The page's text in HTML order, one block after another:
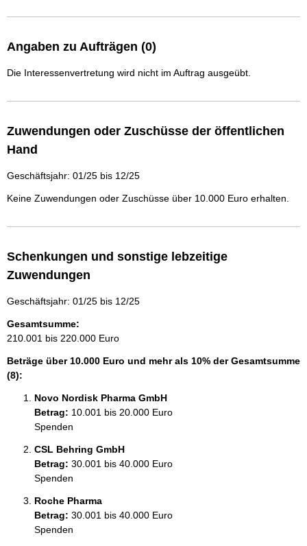
Angaben zu Aufträgen (0)
Die Interessenvertretung wird nicht im Auftrag ausgeübt.
Zuwendungen oder Zuschüsse der öffentlichen
Hand
Geschäftsjahr: 01/25 bis 12/25
Keine Zuwendungen oder Zuschüsse über 10.000 Euro erhalten.
Schenkungen und sonstige lebzeitige
Zuwendungen
Geschäftsjahr: 01/25 bis 12/25
Gesamtsumme:
210.001 bis 220.000 Euro
Beträge über 10.000 Euro und mehr als 10% der Gesamtsumme
(8):
Novo Nordisk Pharma GmbH
Betrag: 10.001 bis 20.000 Euro
Spenden
CSL Behring GmbH
Betrag: 30.001 bis 40.000 Euro
Spenden
Roche Pharma
Betrag: 30.001 bis 40.000 Euro
Spenden